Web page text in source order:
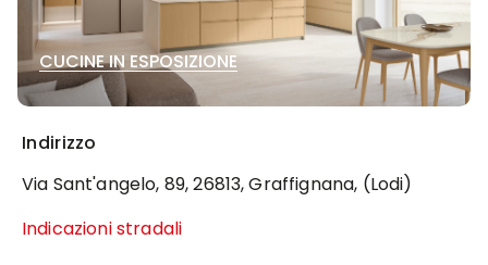
Indirizzo
Via Sant'angelo, 89, 26813, Graffignana, (Lodi)
Indicazioni stradali
CUCINE IN ESPOSIZIONE